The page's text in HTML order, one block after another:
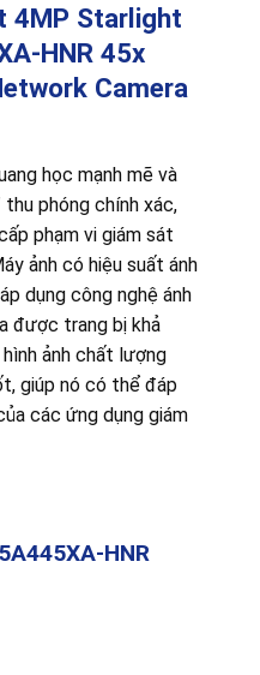
4MP Starlight
HNR 45x
Camera
học mạnh mẽ và
phóng chính xác,
phạm vi giám sát
ảnh có hiệu suất ánh
dụng công nghệ ánh
được trang bị khả
ảnh chất lượng
giúp nó có thể đáp
các ứng dụng giám
HNR